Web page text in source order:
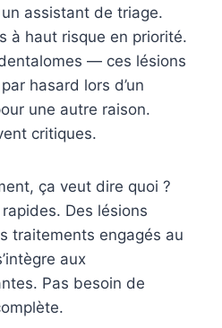
assistant de triage.
à haut risque en priorité.
— ces lésions
hasard lors d’un
une autre raison.
critiques.
ça veut dire quoi ?
Des lésions
traitements engagés au
aux
Pas besoin de